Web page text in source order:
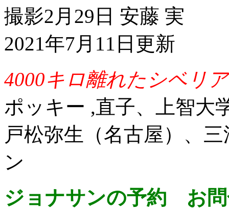
撮影2月29日 安藤 実
2021年7月11日更新
4000キロ離れたシベリ
ポッキー ,直子、上智大
戸松弥生（名古屋）、
ン
ジョナサンの予約 お